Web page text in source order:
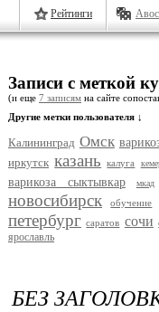
Рейтинги
Записи с меткой
(и еще 7 записям на сайте
Другие метки пользователя ↓
Калининград Омск
иркутск казань калуга
варикоза сыктывкар мкад
новосибирск обучение
петербург саратов сочи
ярославль
БЕЗ